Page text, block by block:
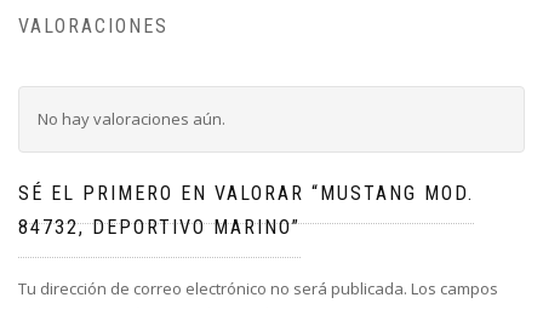
VALORACIONES
No hay valoraciones aún.
SÉ EL PRIMERO EN VALORAR “MUSTANG MOD.
84732, DEPORTIVO MARINO”
Tu dirección de correo electrónico no será publicada. Los campos